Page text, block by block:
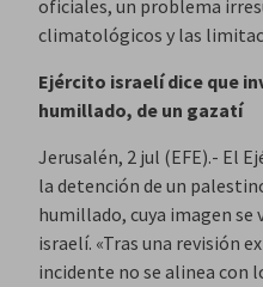
oficiales, un problema
climatológicos y las
Ejército israelí dice que
humillado, de un gazatí
Jerusalén, 2 jul (EFE).- El
la detención de un
humillado, cuya imagen se
israelí. «Tras una revisión
incidente no se alinea con